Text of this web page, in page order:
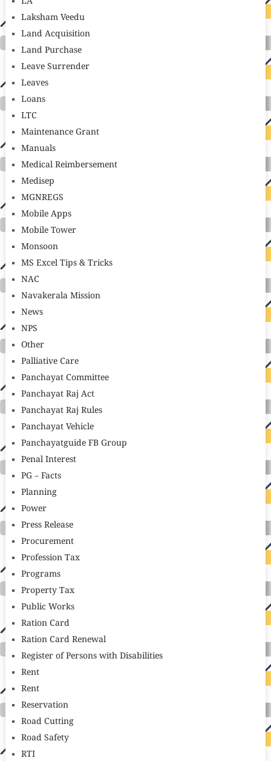
Laksham Veedu
Land Acquisition
Land Purchase
Leave Surrender
Leaves
Loans
LTC
Maintenance Grant
Manuals
Medical Reimbersement
Medisep
MGNREGS
Mobile Apps
Mobile Tower
Monsoon
MS Excel Tips & Tricks
NAC
Navakerala Mission
News
NPS
Other
Palliative Care
Panchayat Committee
Panchayat Raj Act
Panchayat Raj Rules
Panchayat Vehicle
Panchayatguide FB Group
Penal Interest
PG – Facts
Planning
Power
Press Release
Procurement
Profession Tax
Programs
Property Tax
Public Works
Ration Card
Ration Card Renewal
Register of Persons with Disabilities
Rent
Rent
Reservation
Road Cutting
Road Safety
RTI